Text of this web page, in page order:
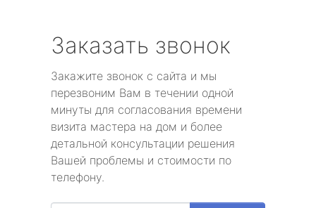
Заказать звонок
Закажите звонок с сайта и мы
перезвоним Вам в течении одной
минуты для согласования времени
визита мастера на дом и более
детальной консультации решения
Вашей проблемы и стоимости по
телефону.